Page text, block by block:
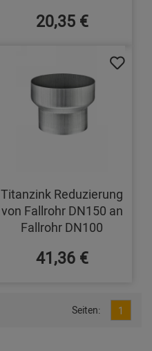
20,35 €
Titanzink Reduzierung
von Fallrohr DN150 an
Fallrohr DN100
41,36 €
Seiten: 1